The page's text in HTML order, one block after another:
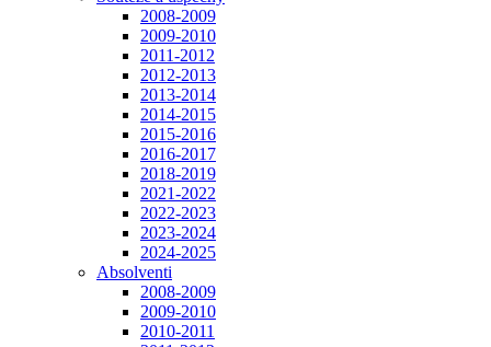
2008-2009
2009-2010
2011-2012
2012-2013
2013-2014
2014-2015
2015-2016
2016-2017
2018-2019
2021-2022
2022-2023
2023-2024
2024-2025
Absolventi
2008-2009
2009-2010
2010-2011